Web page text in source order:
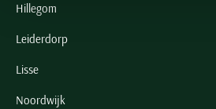
Hillegom
Leiderdorp
Lisse
Noordwijk